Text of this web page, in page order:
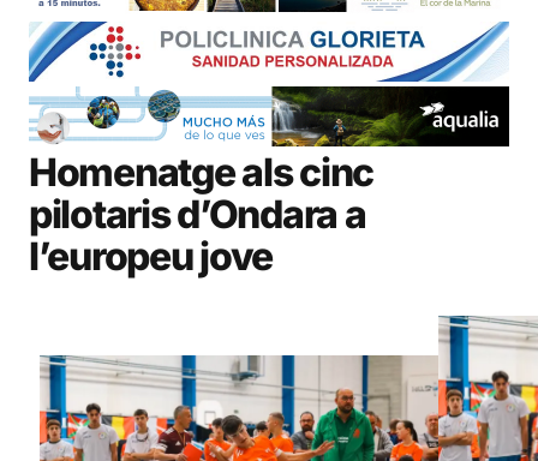
Homenatge als cinc
pilotaris d’Ondara a
l’europeu jove